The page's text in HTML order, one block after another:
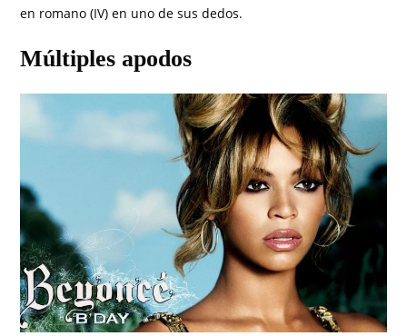
en romano (IV) en uno de sus dedos.
Múltiples apodos